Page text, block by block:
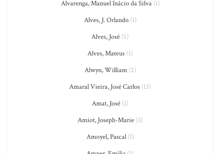
Alvarenga, Manuel Inácio da Silva(1)
Alves, J. Orlando(1)
Alves, José (5)
Alves, Mateus (1)
Alwyn, William(2)
Amaral Vieira, José Carlos (13)
Amat, José (1)
Amiot, Joseph-Marie (3)
Amoyel, Pascal(1)